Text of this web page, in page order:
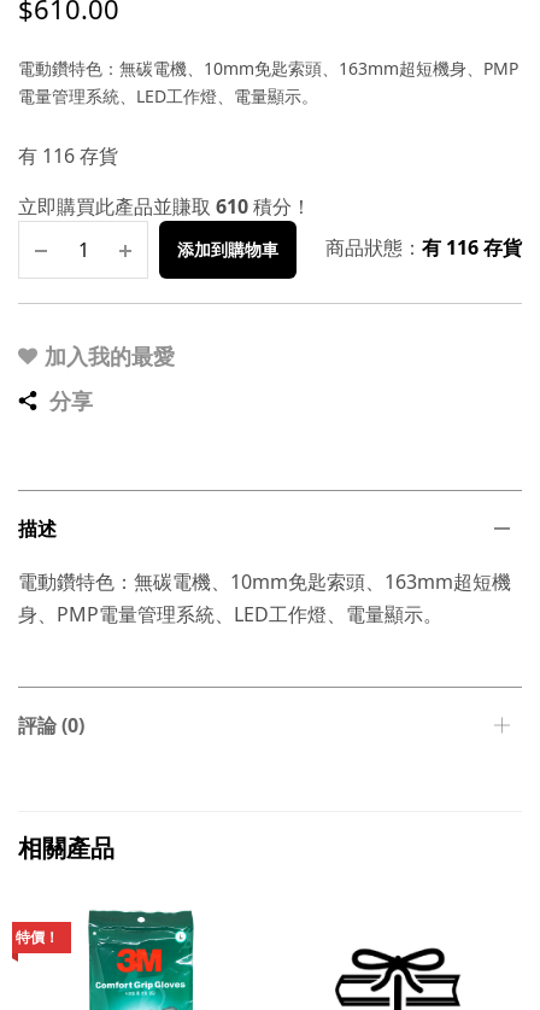
$610.00
電動鑽特色：無碳電機、10mm免匙索頭、163mm超短機身、PMP
電量管理系統、LED工作燈、電量顯示。
有 116 存貨
立即購買此產品並賺取 610積分！
添加到購物車 商品狀態： 有 116 存貨
加入我的最愛
分享
描述
電動鑽特色：無碳電機、10mm免匙索頭、163mm超短機
身、PMP電量管理系統、LED工作燈、電量顯示。
評論 (0)
相關產品
特價！